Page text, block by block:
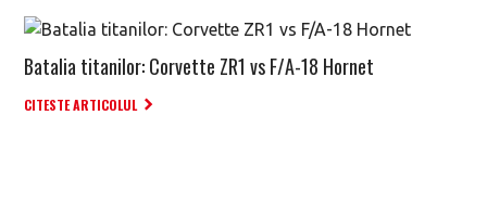
Batalia titanilor: Corvette ZR1 vs F/A-18 Hornet
CITESTE ARTICOLUL